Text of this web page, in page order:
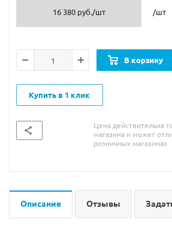
16 380 руб./шт /шт
В корзину
Купить в 1 клик
Цена действительна
магазина и может
розничных магазинах
Описание Отзывы